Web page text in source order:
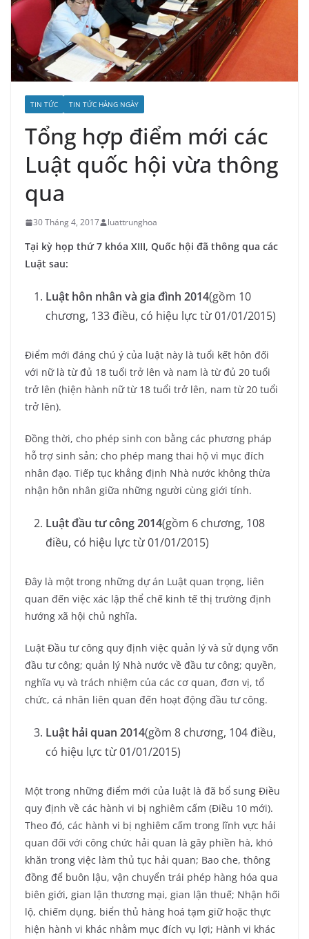
TIN TỨC TIN TỨC HÀNG NGÀY
Tổng hợp điểm mới các
Luật quốc hội vừa thông
qua
30 Tháng 4, 2017 luattrunghoa
Tại kỳ họp thứ 7 khóa XIII, Quốc hội đã thông qua các
Luật sau:
Luật hôn nhân và gia đình 2014(gồm 10
chương, 133 điều, có hiệu lực từ 01/01/2015)
Điểm mới đáng chú ý của luật này là tuổi kết hôn đối
với nữ là từ đủ 18 tuổi trở lên và nam là từ đủ 20 tuổi
trở lên (hiện hành nữ từ 18 tuổi trở lên, nam từ 20 tuổi
trở lên).
Đồng thời, cho phép sinh con bằng các phương pháp
hỗ trợ sinh sản; cho phép mang thai hộ vì mục đích
nhân đạo. Tiếp tục khẳng định Nhà nước không thừa
nhận hôn nhân giữa những người cùng giới tính.
Luật đầu tư công 2014(gồm 6 chương, 108
điều, có hiệu lực từ 01/01/2015)
Đây là một trong những dự án Luật quan trọng, liên
quan đến việc xác lập thể chế kinh tế thị trường định
hướng xã hội chủ nghĩa.
Luật Đầu tư công quy định việc quản lý và sử dụng vốn
đầu tư công; quản lý Nhà nước về đầu tư công; quyền,
nghĩa vụ và trách nhiệm của các cơ quan, đơn vị, tổ
chức, cá nhân liên quan đến hoạt động đầu tư công.
Luật hải quan 2014(gồm 8 chương, 104 điều,
có hiệu lực từ 01/01/2015)
Một trong những điểm mới của luật là đã bổ sung Điều
quy định về các hành vi bị nghiêm cấm (Điều 10 mới).
Theo đó, các hành vi bị nghiêm cấm trong lĩnh vực hải
quan đối với công chức hải quan là gây phiền hà, khó
khăn trong việc làm thủ tục hải quan; Bao che, thông
đồng để buôn lậu, vận chuyển trái phép hàng hóa qua
biên giới, gian lận thương mại, gian lận thuế; Nhận hối
lộ, chiếm dụng, biển thủ hàng hoá tạm giữ hoặc thực
hiện hành vi khác nhằm mục đích vụ lợi; Hành vi khác